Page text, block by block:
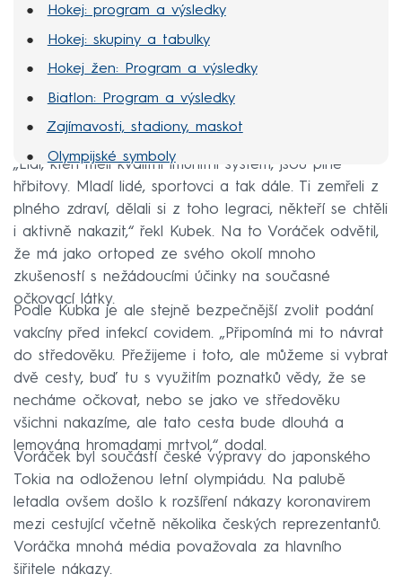
Hokej: program a výsledky
Hokej: skupiny a tabulky
Hokej žen: Program a výsledky
Biatlon: Program a výsledky
Zajímavosti, stadiony, maskot
Olympijské symboly
MS hokej 2022
„Lidí, kteří měli kvalitní imunitní systém, jsou plné
hřbitovy. Mladí lidé, sportovci a tak dále. Ti zemřeli z
plného zdraví, dělali si z toho legraci, někteří se chtěli
i aktivně nakazit,“ řekl Kubek. Na to Voráček odvětil,
že má jako ortoped ze svého okolí mnoho
zkušeností s nežádoucími účinky na současné
očkovací látky.
Podle Kubka je ale stejně bezpečnější zvolit podání
vakcíny před infekcí covidem. „Připomíná mi to návrat
do středověku. Přežijeme i toto, ale můžeme si vybrat
dvě cesty, buď tu s využitím poznatků vědy, že se
necháme očkovat, nebo se jako ve středověku
všichni nakazíme, ale tato cesta bude dlouhá a
lemována hromadami mrtvol,“ dodal.
Voráček byl součástí české výpravy do japonského
Tokia na odloženou letní olympiádu. Na palubě
letadla ovšem došlo k rozšíření nákazy koronavirem
mezi cestující včetně několika českých reprezentantů.
Voráčka mnohá média považovala za hlavního
šiřitele nákazy.